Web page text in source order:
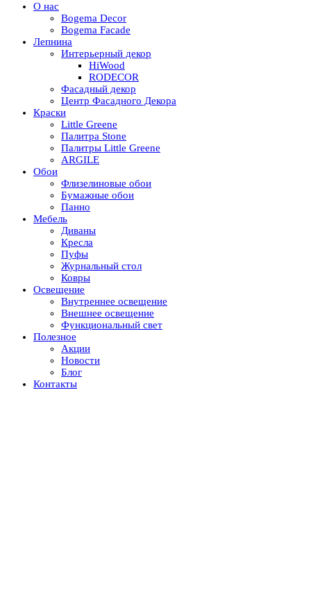
О нас
Bogema Decor
Bogema Facade
Лепнина
Интерьерный декор
HiWood
RODECOR
Фасадный декор
Центр Фасадного Декора
Краски
Little Greene
Палитра Stone
Палитры Little Greene
ARGILE
Обои
Флизелиновые обои
Бумажные обои
Панно
Мебель
Диваны
Кресла
Пуфы
Журнальный стол
Ковры
Освещение
Внутреннее освещение
Внешнее освещение
Функциональный свет
Полезное
Акции
Новости
Блог
Контакты